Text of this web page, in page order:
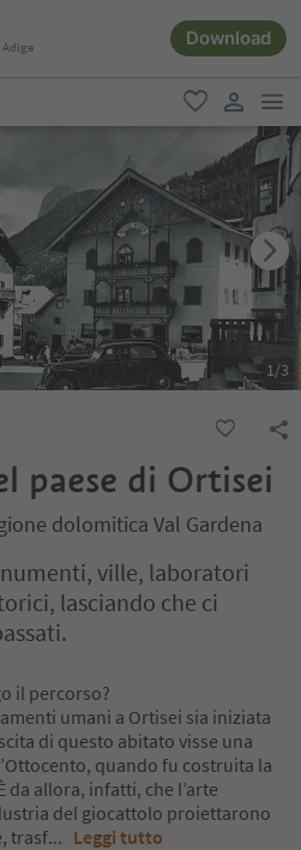
Download
favoriti
user link
1/3
paese di Ortisei
dolomitica Val Gardena
ville, laboratori
lasciando che ci
il percorso?
umani a Ortisei sia iniziata
di questo abitato visse una
quando fu costruita la
allora, infatti, che l’arte
del giocattolo proiettarono
trasf... Leggi tutto